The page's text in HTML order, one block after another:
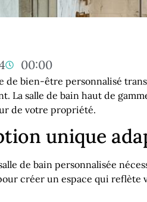
00:00
de bien-être personnalisé
La salle de bain haut de
de votre propriété.
unique
salle de bain personnalisée
créer un espace qui